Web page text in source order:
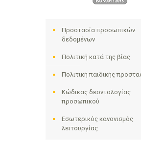
Προστασία προσωπικών
δεδομένων
Πολιτική κατά της βίας
Πολιτική παιδικής
Κώδικας δεοντολογίας
προσωπικού
Εσωτερικός κανονισμός
λειτουργίας